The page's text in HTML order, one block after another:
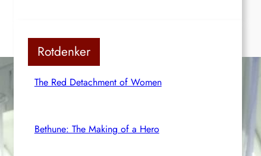
Rotdenker
The Red Detachment of Women
Bethune: The Making of a Hero